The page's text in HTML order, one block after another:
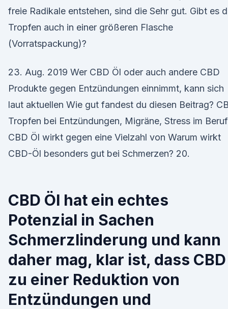
freie Radikale entstehen, sind die Sehr gut. Gibt es
Tropfen auch in einer größeren Flasche
(Vorratspackung)?
23. Aug. 2019 Wer CBD Öl oder auch andere CBD
Produkte gegen Entzündungen einnimmt, kann sich
laut aktuellen Wie gut fandest du diesen Beitrag?
Tropfen bei Entzündungen, Migräne, Stress im
CBD Öl wirkt gegen eine Vielzahl von Warum wirkt
CBD-Öl besonders gut bei Schmerzen? 20.
CBD Öl hat ein echtes
Potenzial in Sachen
Schmerzlinderung und kann
daher mag, klar ist, dass CBD
zu einer Reduktion von
Entzündungen und